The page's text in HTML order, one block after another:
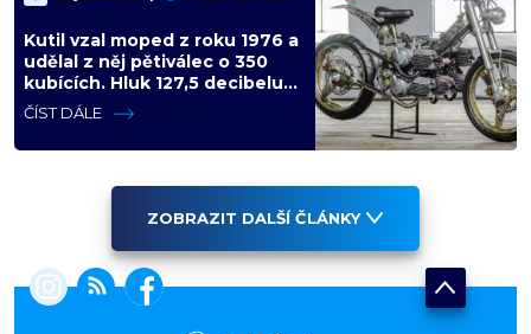
Kutil vzal moped z roku 1976 a
udělal z něj pětiválec o 350
kubících. Hluk 127,5 decibelu
slyšíte přes celou vesnici
ČÍST DÁLE
ZOBRAZIT DALŠÍ ČLÁNKY